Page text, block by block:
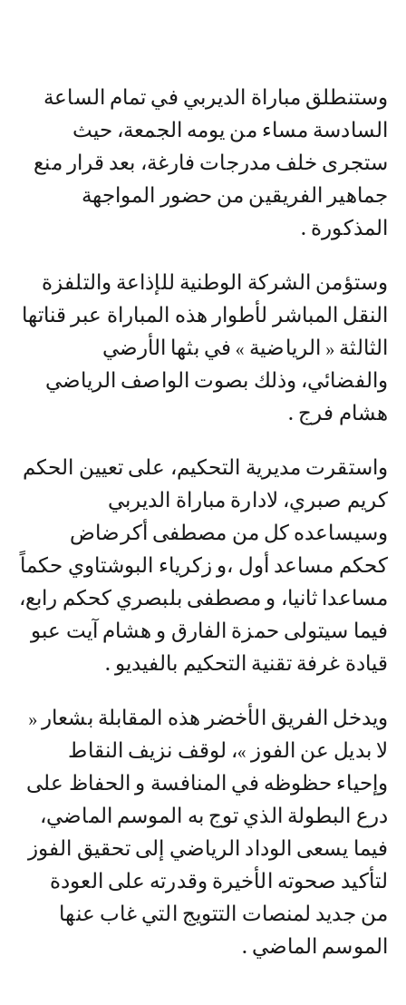
وستنطلق مباراة الديربي في تمام الساعة
السادسة مساء من يومه الجمعة، حيث
ستجرى خلف مدرجات فارغة، بعد قرار منع
جماهير الفريقين من حضور المواجهة
المذكورة .
وستؤمن الشركة الوطنية للإذاعة والتلفزة
النقل المباشر لأطوار هذه المباراة عبر قناتها
الثالثة « الرياضية » في بثها الأرضي
والفضائي، وذلك بصوت الواصف الرياضي
هشام فرج .
واستقرت مديرية التحكيم، على تعيين الحكم
كريم صبري، لادارة مباراة الديربي
وسيساعده كل من مصطفى أكرضاض
كحكم مساعد أول ،و زكرياء البوشتاوي حكماً
مساعدا ثانيا، و مصطفى بلبصري كحكم رابع،
فيما سيتولى حمزة الفارق و هشام آيت عبو
قيادة غرفة تقنية التحكيم بالفيديو .
ويدخل الفريق الأخضر هذه المقابلة بشعار «
لا بديل عن الفوز »، لوقف نزيف النقاط
وإحياء حظوظه في المنافسة و الحفاظ على
درع البطولة الذي توج به الموسم الماضي،
فيما يسعى الوداد الرياضي إلى تحقيق الفوز
لتأكيد صحوته الأخيرة وقدرته على العودة
من جديد لمنصات التتويج التي غاب عنها
الموسم الماضي .